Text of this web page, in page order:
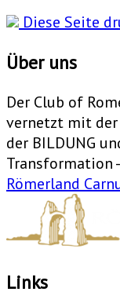
Diese Seite
Über uns
Der Club of
vernetzt mit der
der BILDUNG
Transformation
Römerland
Links